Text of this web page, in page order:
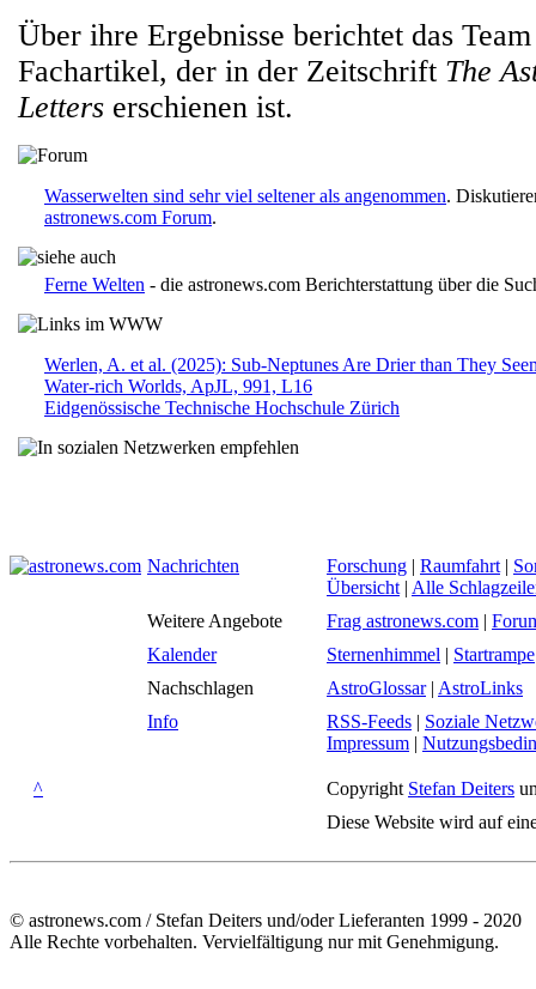
Über ihre Ergebnisse berichtet das
Fachartikel, der in der Zeitschrift The
Letters erschienen ist.
Wasserwelten sind sehr viel seltener als angenommen.
astronews.com Forum.
Ferne Welten - die astronews.com Berichterstattung über die
Werlen, A. et al. (2025): Sub-Neptunes Are Drier than They
Water-rich Worlds, ApJL, 991, L16
Eidgenössische Technische Hochschule Zürich
Nachrichten Forschung | Raumfahrt |
Übersicht | Alle
Weitere Angebote
Frag astronews.com |
Kalender
Sternenhimmel | Startrampe
Nachschlagen
AstroGlossar| AstroLinks
Info
RSS-Feeds | Soziale
Impressum |
^ Copyright Stefan Deiters
Diese Website wird auf
© astronews.com / Stefan Deiters und/oder Lieferanten 1999 - 2020
Alle Rechte vorbehalten. Vervielfältigung nur mit Genehmigung.